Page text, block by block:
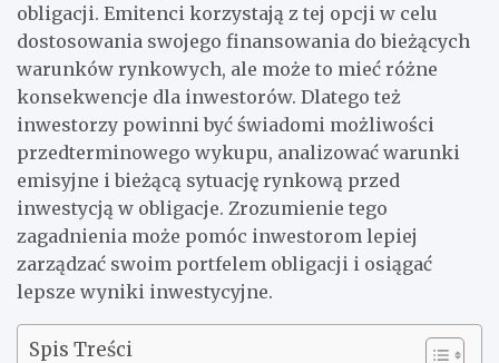
obligacji. Emitenci korzystają z tej opcji w celu
dostosowania swojego finansowania do bieżących
warunków rynkowych, ale może to mieć różne
konsekwencje dla inwestorów. Dlatego też
inwestorzy powinni być świadomi możliwości
przedterminowego wykupu, analizować warunki
emisyjne i bieżącą sytuację rynkową przed
inwestycją w obligacje. Zrozumienie tego
zagadnienia może pomóc inwestorom lepiej
zarządzać swoim portfelem obligacji i osiągać
lepsze wyniki inwestycyjne.
Spis Treści